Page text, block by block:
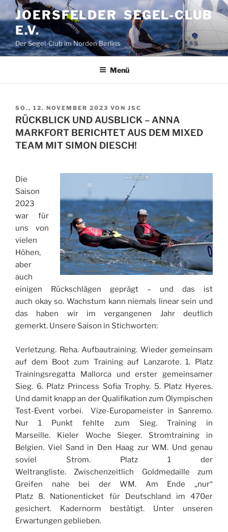
Zum
Inhalt
springen
JOERSFELDER SEGEL-CLUB
E.V.
Der Segel-Club im Norden Berlins
Menü
VERÖFFENTLICHT
AM
SO., 12. NOVEMBER 2023 VON JSC
RÜCKBLICK UND AUSBLICK – ANNA
MARKFORT BERICHTET AUS DEM MIXED
TEAM MIT SIMON DIESCH!
Die
Saison
2023
war für
uns von
vielen
Höhen,
aber
auch
einigen Rückschlägen geprägt – und das ist
auch okay so. Wachstum kann niemals linear sein und
das haben wir im vergangenen Jahr deutlich
gemerkt. Unsere Saison in Stichworten:
Verletzung. Reha. Aufbautraining. Wieder gemeinsam
auf dem Boot zum Training auf Lanzarote. 1. Platz
Trainingsregatta Mallorca und erster gemeinsamer
Sieg. 6. Platz Princess Sofia Trophy. 5. Platz Hyeres.
Und damit knapp an der Qualifikation zum Olympischen
Test-Event vorbei. Vize-Europameister in Sanremo.
Nur 1 Punkt fehlte zum Sieg. Training in
Marseille. Kieler Woche Sieger. Stromtraining in
Belgien. Viel Sand in Den Haag zur WM. Und genau
soviel Strom. Platz 1 der
Weltrangliste. Zwischenzeitlich Goldmedaille zum
Greifen nahe bei der WM. Am Ende „nur“
Platz 8. Nationenticket für Deutschland im 470er
gesichert. Kadernorm bestätigt. Unter unseren
Erwartungen geblieben.